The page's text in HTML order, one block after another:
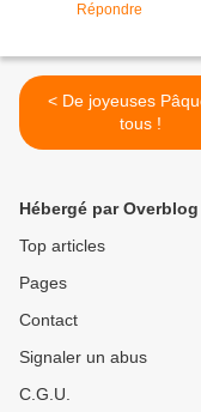
Répondre
< De joyeuses Pâques à
tous !
Hébergé par Overblog
Top articles
Pages
Contact
Signaler un abus
C.G.U.